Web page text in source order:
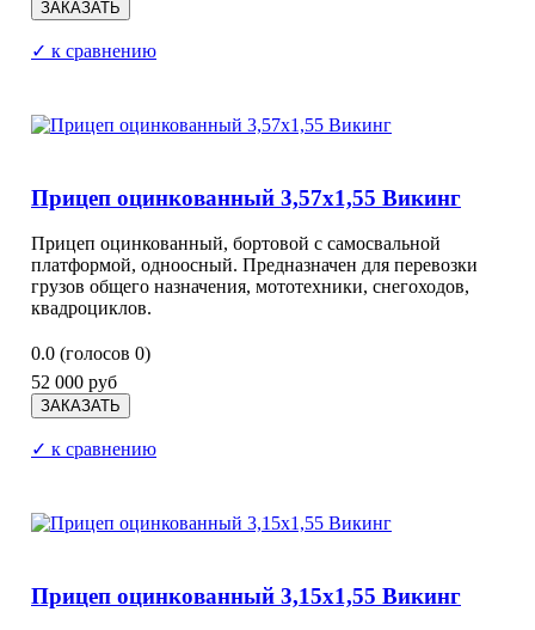
✓ к сравнению
Прицеп оцинкованный 3,57х1,55 Викинг
Прицеп оцинкованный, бортовой с самосвальной
платформой, одноосный. Предназначен для перевозки
грузов общего назначения, мототехники, снегоходов,
квадроциклов.
0.0 (голосов 0)
52 000 руб
✓ к сравнению
Прицеп оцинкованный 3,15х1,55 Викинг